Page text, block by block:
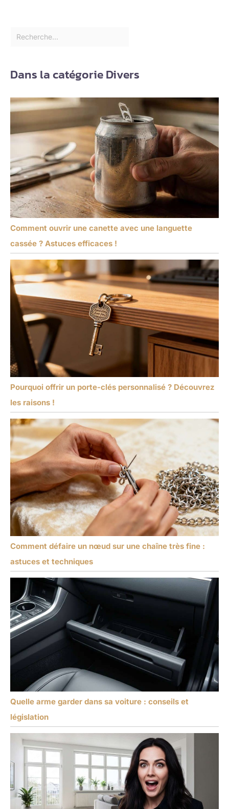
Dans la catégorie Divers
Comment ouvrir une canette avec une languette
cassée ? Astuces efficaces !
Pourquoi offrir un porte-clés personnalisé ? Découvrez
les raisons !
Comment défaire un nœud sur une chaîne très fine :
astuces et techniques
Quelle arme garder dans sa voiture : conseils et
législation